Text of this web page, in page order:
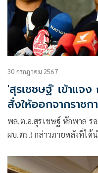
30 กรกฎาคม 2567
'สุรเชชษฐ์' เข้าแจ
สั่งให้ออกจากราช
มงคล
พล.ต.อ.สุรเชษฐ์ หักพาล ร
ผบ.ตร.) กล่าวภายหลังที่ได้
กรณีอุทธรณ์คำร้องคำสั่งให้